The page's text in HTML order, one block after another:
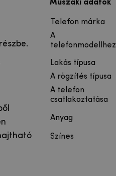
Műszaki adatok
Telefon márka
A
telefonmodellhez
Lakás típusa
A rögzítés típusa
A telefon
csatlakoztatása
Anyag
Színes